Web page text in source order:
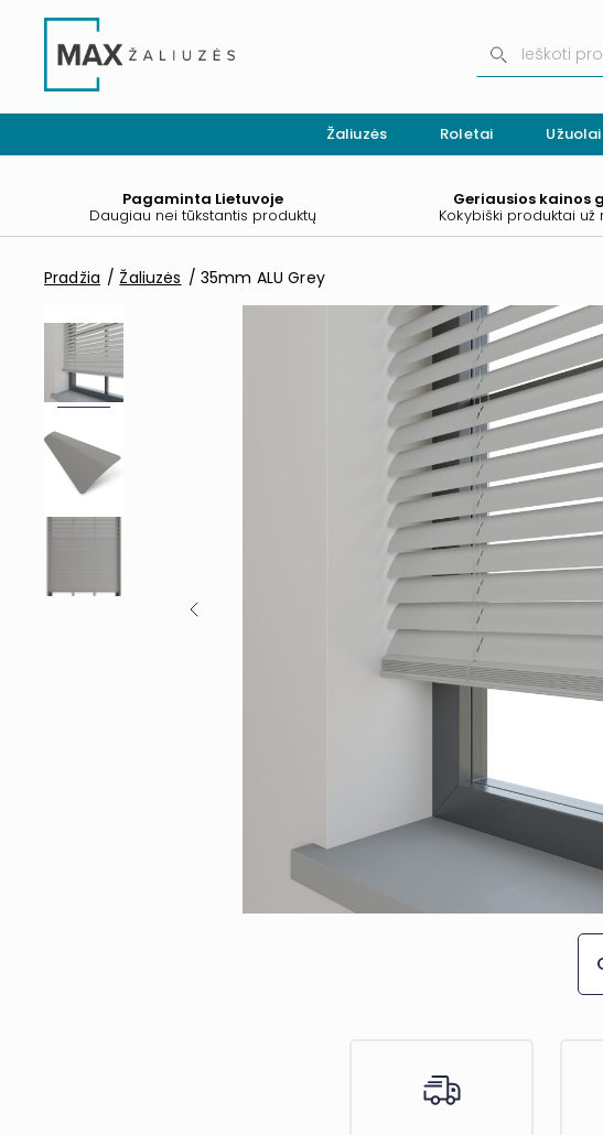
Žaliuzės Roletai
Pagaminta Lietuvoje
Daugiau nei tūkstantis produktų
Geriausios kainos
Kokybiški produktai už
Pradžia Žaliuzės 35mm ALU Grey